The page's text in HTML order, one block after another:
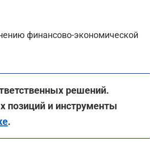
финансово-экономической
решений.
позиций и инструменты
.